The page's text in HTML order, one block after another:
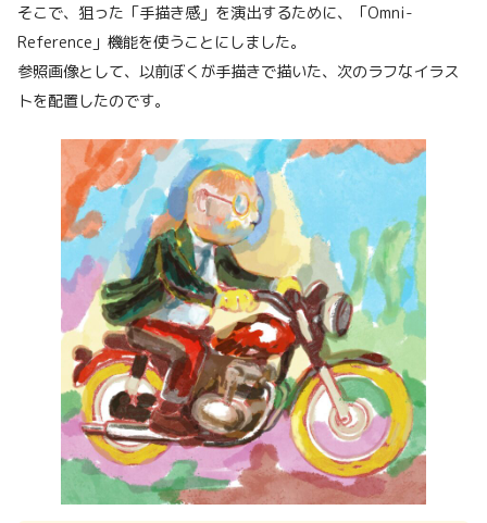
そこで、狙った「手描き感」を演出するために、「Omni-
Reference」機能を使うことにしました。
参照画像として、以前ぼくが手描きで描いた、次のラフなイラス
トを配置したのです。